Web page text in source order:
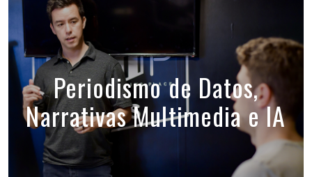
Periodismo de Datos,
Narrativas Multimedia e IA